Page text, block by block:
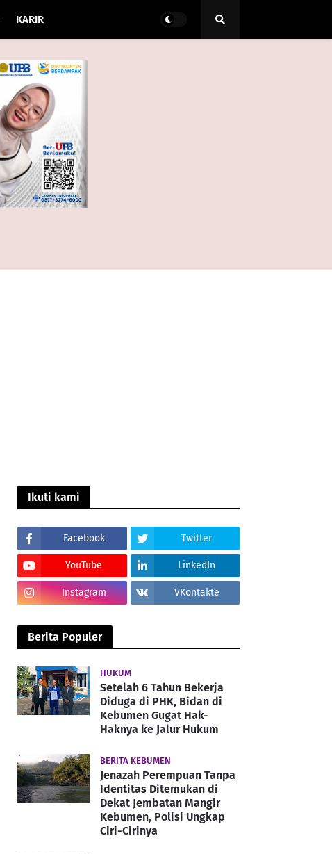
KARIR
Ikuti kami
Facebook Twitter
YouTube LinkedIn
Instagram VKontakte
Berita Populer
HUKUM
Setelah 6 Tahun Bekerja
Diduga di PHK, Bidan di
Kebumen Gugat Hak-
Haknya ke Jalur Hukum
BERITA KEBUMEN
Jenazah Perempuan Tanpa
Identitas Ditemukan di
Dekat Jembatan Mangir
Kebumen, Polisi Ungkap
Ciri-Cirinya